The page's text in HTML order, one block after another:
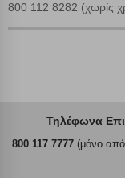
800 112 8282 (χωρίς
Τηλέφωνα
800 117 7777(μόνο από